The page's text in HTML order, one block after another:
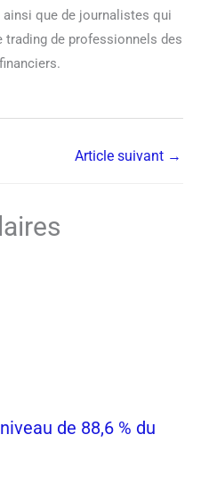
que de journalistes qui
de professionnels des
Article suivant →
de 88,6 % du